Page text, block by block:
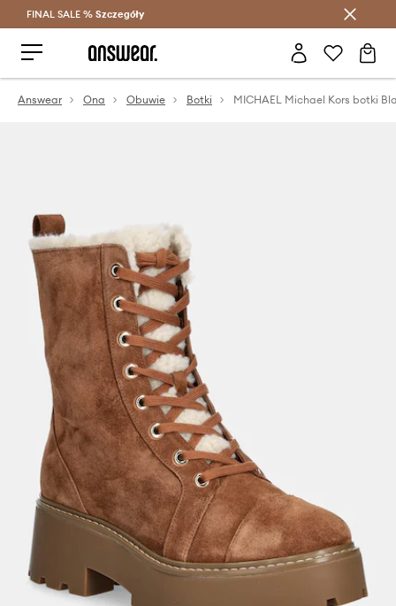
Oszczędzaj z Answear Club >
FINAL SALE % Szczegóły
Answear Ona Obuwie Botki MICHAEL Michael Kors botki